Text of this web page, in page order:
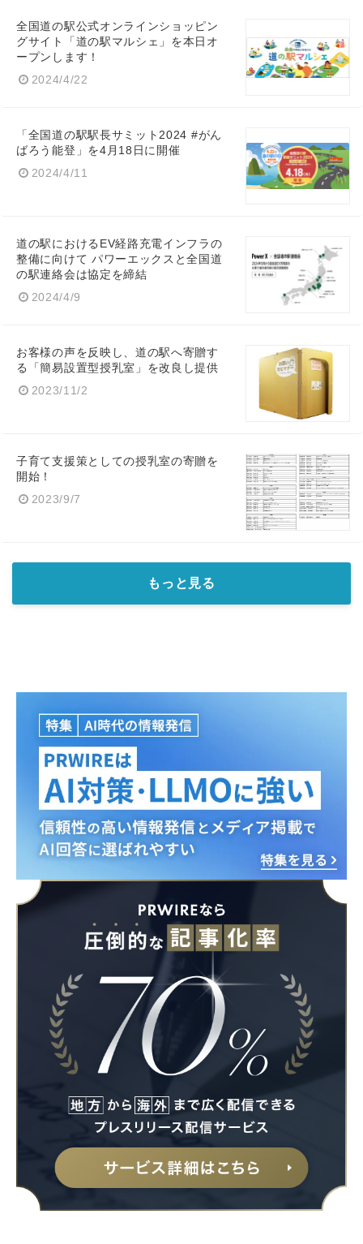
全国道の駅公式オンラインショッピン
グサイト「道の駅マルシェ」を本日オ
ープンします！
2024/4/22
「全国道の駅駅長サミット2024 #がん
ばろう能登」を4月18日に開催
2024/4/11
道の駅におけるEV経路充電インフラの
整備に向けて パワーエックスと全国道
の駅連絡会は協定を締結
2024/4/9
お客様の声を反映し、道の駅へ寄贈す
る「簡易設置型授乳室」を改良し提供
2023/11/2
子育て支援策としての授乳室の寄贈を
開始！
2023/9/7
もっと見る